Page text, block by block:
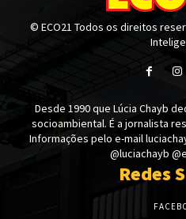
© ECO21 Todos os direitos
Desde 1990 que Lúcia Chayb
socioambiental. É a jornalista
Informações pelo e-mail
@luciachayb
Redes